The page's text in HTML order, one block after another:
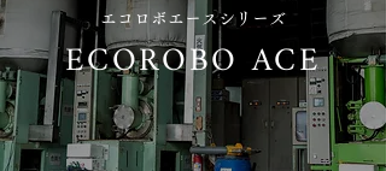
​エコロボエースシリーズ
ECOROBO ACE